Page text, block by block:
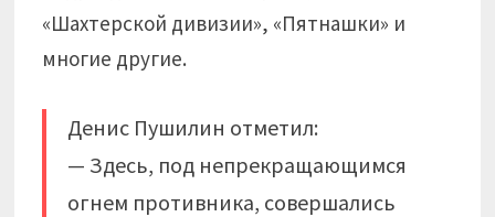
«Шахтерской дивизии», «Пятнашки» и
многие другие.
Денис Пушилин отметил:
— Здесь, под непрекращающимся
огнем противника, совершались